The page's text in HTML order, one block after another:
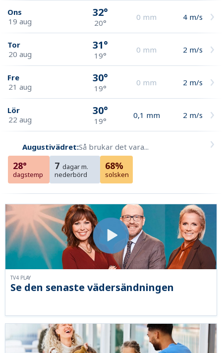
Ons
19 aug
32°
20°
0 mm 4 m/s
Tor
20 aug
31°
19°
0 mm 2 m/s
Fre
21 aug
30°
19°
0 mm 2 m/s
Lör
22 aug
30°
19°
0,1 mm 2 m/s
Augustivädret:Så brukar det vara...
28°
dagstemp
7 dagar m.
nederbörd
68%
solsken
Se den senaste vädersändningen
TV4 PLAY